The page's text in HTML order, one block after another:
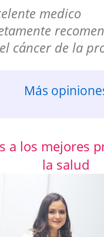
medico
cáncer de la
Más
a los mejores
la salud